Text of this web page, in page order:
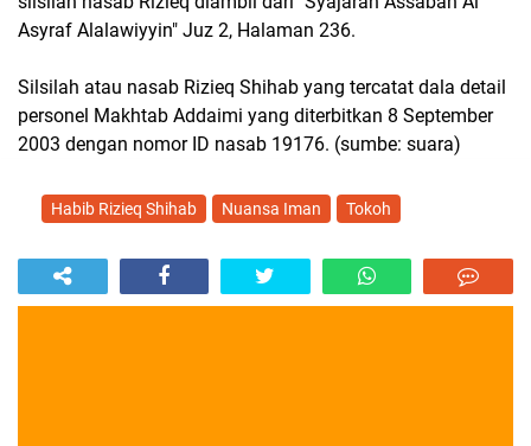
Asyraf Alalawiyyin" Juz 2, Halaman 236.
Silsilah atau nasab Rizieq Shihab yang tercatat dala detail
personel Makhtab Addaimi yang diterbitkan 8 September
2003 dengan nomor ID nasab 19176. (sumbe: suara)
Habib Rizieq Shihab Nuansa Iman Tokoh